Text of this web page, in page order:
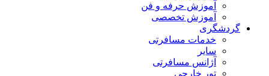
آموزش حرفه و فن
آموزش تخصصی
گردشگری
خدمات مسافرتی
سایر
آژانس مسافرتی
تور خارجی